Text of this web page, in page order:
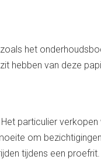
het
hebben van deze
particulier verkopen
om
tijdens een